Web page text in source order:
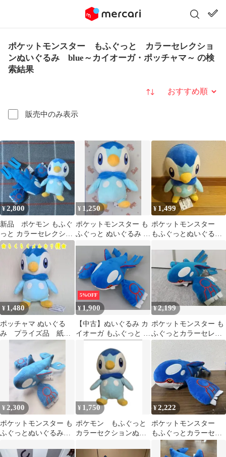
ポケットモンスター もふぐっと カラーセレクショ
ンぬいぐるみ blue～カイオーガ・ポッチャマ～ の検
索結果
販売中のみ表示
並び替え
¥2,800
新品 ポケモン もふぐ
っと カラーセレクショ
ン カイオーガ ポッチ
ャマ タグ付き
¥ 1,250
ポケットモンスター も
ふぐっと ぬいぐるみ ポ
¥ 1,499
ポケットモンスター
もふぐっとぬいぐるみ
¥ 1,480
ポッチャマ ぬいぐる
み プライズ品 紙タ
グ付き ポケモン ポ
ケットモンスター
5%OFF
¥ 1,900
【中古】ぬいぐるみ カ
イオーガ もふぐっと カ
ぐるみ blue～カイオー
ガ・ポッチャマ～ 「ポ
ケットモンスター」
¥2,199
ポケットモンスター も
ふぐっとカラーセレク
ションがいくるみblue
カイオーガ
¥2,300
ポケットモンスター も
ふぐっとぬいぐるみカ
オーガ
¥ 1,750
ポケモン もふぐっと
カラーセクションぬい
ガ・ポッチャマ〜
¥2,222
ポケットモンスター
もふぐっとカラーセレ
クションぬいぐるみ
blue カイオーガ